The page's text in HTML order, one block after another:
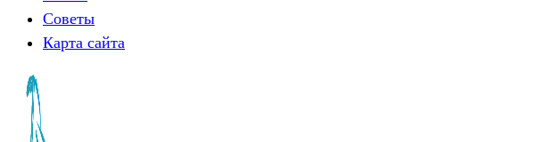
Советы
Карта сайта